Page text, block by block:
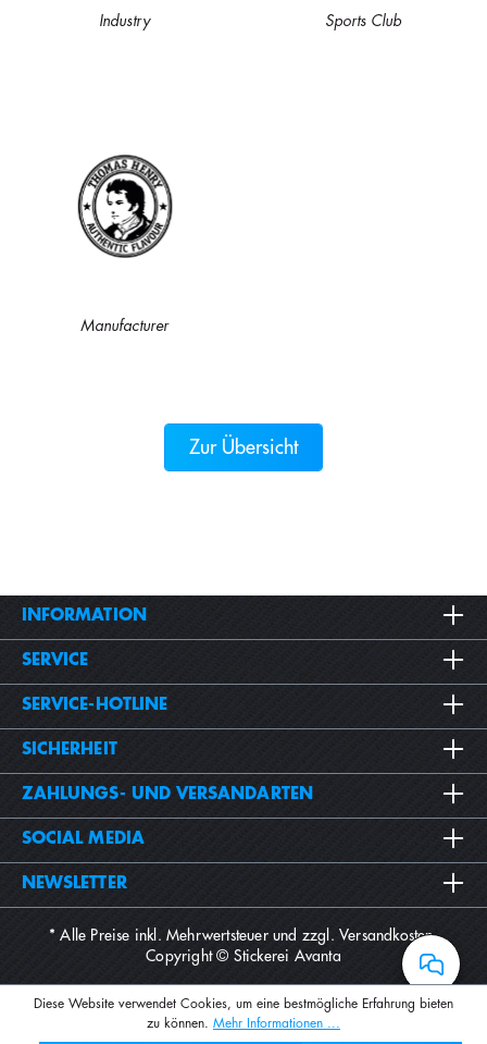
Industry Sports Club
Manufacturer
Zur Übersicht
INFORMATION
SERVICE
SERVICE-HOTLINE
SICHERHEIT
ZAHLUNGS- UND VERSANDARTEN
SOCIAL MEDIA
NEWSLETTER
* Alle Preise inkl. Mehrwertsteuer und zzgl.Versandkosten.
Copyright © Stickerei Avanta
Diese Website verwendet Cookies, um eine bestmögliche Erfahrung bieten
zu können. Mehr Informationen ...